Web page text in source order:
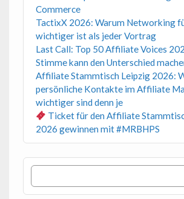
Commerce
TactixX 2026: Warum Networking
wichtiger ist als jeder Vortrag
Last Call: Top 50 Affiliate Voices
Stimme kann den Unterschied
Affiliate Stammtisch Leipzig 2026:
persönliche Kontakte im Affiliate
wichtiger sind denn je
Ticket für den Affiliate
2026 gewinnen mit #MRBHPS
Suchen